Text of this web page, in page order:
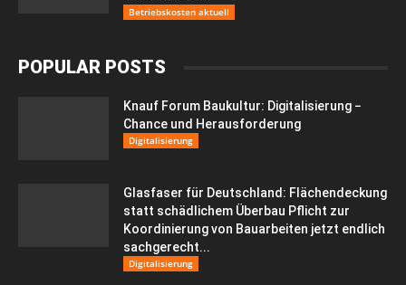
Betriebskosten aktuell
POPULAR POSTS
Knauf Forum Baukultur: Digitalisierung −
Chance und Herausforderung
Digitalisierung
Glasfaser für Deutschland: Flächendeckung
statt schädlichem Überbau Pflicht zur
Koordinierung von Bauarbeiten jetzt endlich
sachgerecht...
Digitalisierung